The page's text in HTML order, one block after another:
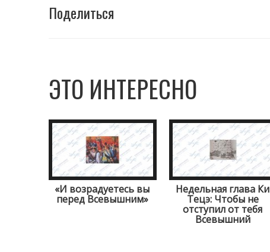
Поделиться
ЭТО ИНТЕРЕСНО
«И возрадуетесь вы
перед Всевышним»
Недельная глава Ки
Тецэ: Чтобы не
отступил от тебя
Всевышний